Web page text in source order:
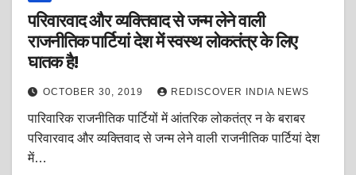
परिवारवाद और व्यक्तिवाद से जन्म लेने वाली
राजनीतिक पार्टियां देश में स्वस्थ लोकतंत्र के लिए
घातक है!
OCTOBER 30, 2019 REDISCOVER INDIA NEWS
पारिवारिक राजनीतिक पार्टियों में आंतरिक लोकतंत्र न के बराबर
परिवारवाद और व्यक्तिवाद से जन्म लेने वाली राजनीतिक पार्टियां देश
में…